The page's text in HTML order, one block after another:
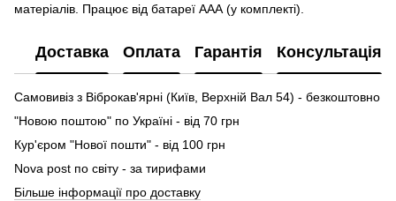
матеріалів. Працює від батареї ААА (у комплекті).
Доставка Оплата Гарантія Консультація
Самовивіз з Віброкав'ярні (Київ, Верхній Вал 54) - безкоштовно
"Новою поштою" по Україні - від 70 грн
Кур'єром "Нової пошти" - від 100 грн
Nova post по світу - за тирифами
Більше інформації про доставку